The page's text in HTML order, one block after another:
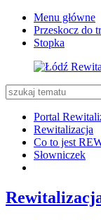
Menu główne
Przeskocz do
Stopka
Portal
Rewitalizacja
Co to jest
Słowniczek